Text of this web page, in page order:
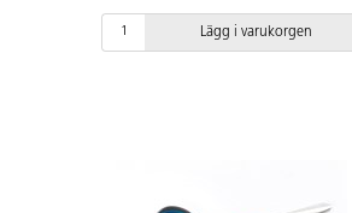
kunna hålla föremålet som skärs. På
skärmaskinen finns två skalor med
Lägg i varukorgen